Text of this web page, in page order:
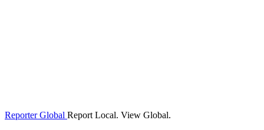
Reporter Global Report Local. View Global.